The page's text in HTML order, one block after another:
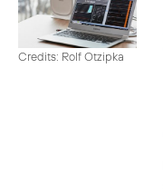
Credits: Rolf Otzipka